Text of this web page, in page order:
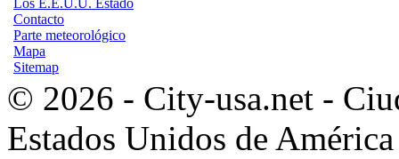
Los E.E.U.U. Estado
Contacto
Parte meteorológico
Mapa
Sitemap
© 2026 - City-usa.net -
Estados Unidos de América